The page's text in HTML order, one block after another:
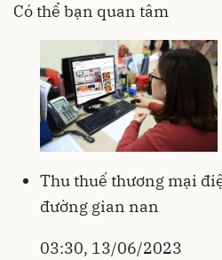
Có thể bạn quan tâm
Thu thuế thương mại
đường gian nan
03:30, 13/06/2023